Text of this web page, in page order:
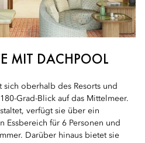
MIT DACHPOOL
sich oberhalb des Resorts und
Grad-Blick auf das Mittelmeer.
verfügt sie über ein
Essbereich für 6 Personen und
Darüber hinaus bietet sie